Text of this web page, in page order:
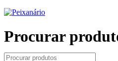
Procurar